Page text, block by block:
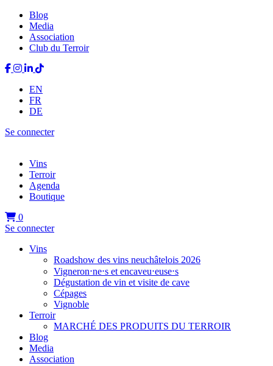
Blog
Media
Association
Club du Terroir
EN
FR
DE
Se connecter
Vins
Terroir
Agenda
Boutique
0
Se connecter
Vins
Roadshow des vins neuchâtelois 2026
Vigneron⋅ne⋅s et encaveu⋅euse⋅s
Dégustation de vin et visite de cave
Cépages
Vignoble
Terroir
MARCHÉ DES PRODUITS DU TERROIR
Blog
Media
Association